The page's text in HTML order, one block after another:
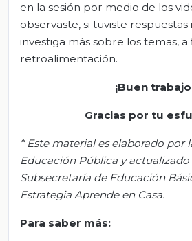
en la sesión por medio de los
observaste, si tuviste
investiga más sobre los temas,
retroalimentación.
¡Buen
Gracias por tu
*Este material es elaborado por
Educación Pública y actualizado
Subsecretaría de Educación
Estrategia Aprende en Casa.
Para saber más: